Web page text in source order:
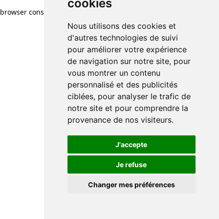
cookies
Nous utilisons des cookies et
d'autres technologies de suivi
pour améliorer votre expérience
de navigation sur notre site, pour
vous montrer un contenu
personnalisé et des publicités
ciblées, pour analyser le trafic de
notre site et pour comprendre la
provenance de nos visiteurs.
J'accepte
Je refuse
Changer mes préférences
browser console for more information)